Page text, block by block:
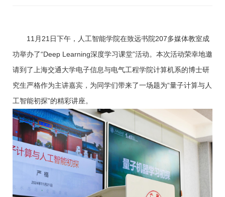
11月 21 日下午，人工智能学院在致远书院207多媒体教室成
功举办了“Deep Learning深度学习课堂”活动。本次活动荣幸地邀
请到了上海交通大学电子信息与电气工程学院计算机系的博士研
究生严格作为主讲嘉宾，为同学们带来了一场题为“量子计算与人
工智能初探”的精彩讲座。